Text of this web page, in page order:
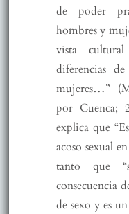
de poder
hombres y
vista
diferencias
mujeres…”
por Cuenca;
explica que
acoso sexual
tanto que
consecuencia
de sexo y es